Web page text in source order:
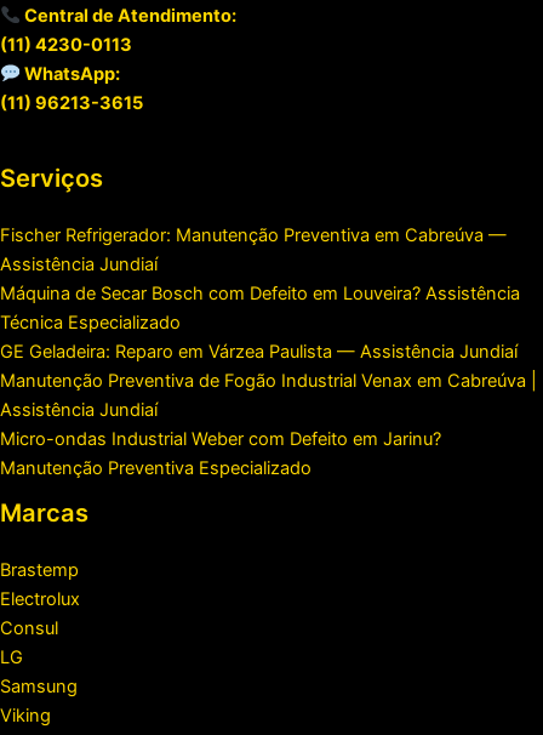
Central de Atendimento:
(11) 4230-0113
WhatsApp:
(11) 96213-3615
Serviços
Fischer Refrigerador: Manutenção Preventiva em Cabreúva —
Assistência Jundiaí
Máquina de Secar Bosch com Defeito em Louveira? Assistência
Técnica Especializado
GE Geladeira: Reparo em Várzea Paulista — Assistência Jundiaí
Manutenção Preventiva de Fogão Industrial Venax em Cabreúva |
Assistência Jundiaí
Micro-ondas Industrial Weber com Defeito em Jarinu?
Manutenção Preventiva Especializado
Marcas
Brastemp
Electrolux
Consul
LG
Samsung
Viking